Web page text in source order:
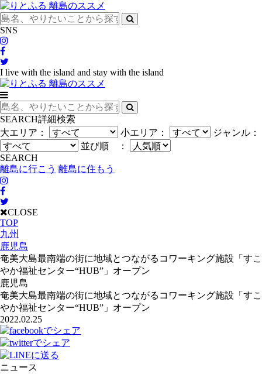
SNS
I live with the island and stay with the island
SEARCH詳細検索
大エリア：
小エリア：
ジャンル：
並び順 ：
SEARCH
離島に行こう 離島に住もう
CLOSE
TOP
九州
鹿児島
奄美大島最南端の街に地域とつながるコワーキング施設「すこ
やか福祉センター“HUB”」オープン
鹿児島
奄美大島最南端の街に地域とつながるコワーキング施設「すこ
やか福祉センター“HUB”」オープン
2022.02.25
ニュース